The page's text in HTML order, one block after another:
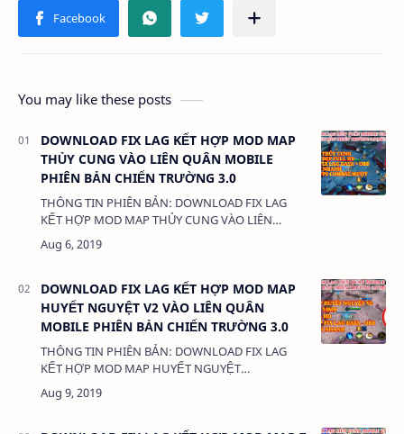
You may like these posts
DOWNLOAD FIX LAG KẾT HỢP MOD MAP
THỦY CUNG VÀO LIÊN QUÂN MOBILE
PHIÊN BẢN CHIẾN TRƯỜNG 3.0
THÔNG TIN PHIÊN BẢN: DOWNLOAD FIX LAG
KẾT HỢP MOD MAP THỦY CUNG VÀO LIÊN
QUÂN MOBILE PHIÊN BẢN CHIẾN TRƯỜNG 3.0
DOWNLOAD FIX LAG KẾT HỢP MOD MAP
HUYẾT NGUYỆT V2 VÀO LIÊN QUÂN
MOBILE PHIÊN BẢN CHIẾN TRƯỜNG 3.0
THÔNG TIN PHIÊN BẢN: DOWNLOAD FIX LAG
KẾT HỢP MOD MAP HUYẾT NGUYỆT
V2 VÀO LIÊN QUÂN MOBILE PHIÊN BẢN CHIẾN